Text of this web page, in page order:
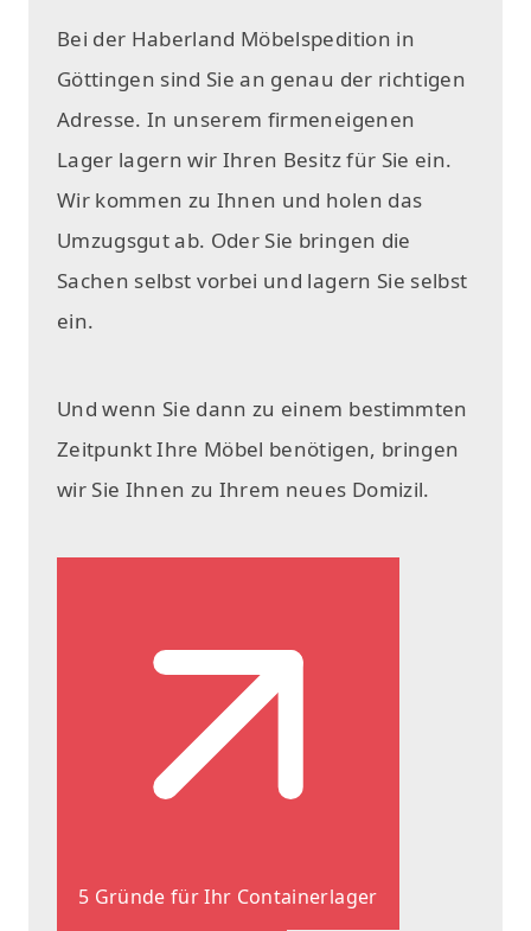
Bei der Haberland Möbelspedition in
Göttingen sind Sie an genau der richtigen
Adresse. In unserem firmeneigenen
Lager lagern wir Ihren Besitz für Sie ein.
Wir kommen zu Ihnen und holen das
Umzugsgut ab. Oder Sie bringen die
Sachen selbst vorbei und lagern Sie selbst
ein.
Und wenn Sie dann zu einem bestimmten
Zeitpunkt Ihre Möbel benötigen, bringen
wir Sie Ihnen zu Ihrem neues Domizil.
5 Gründe für Ihr Containerlager